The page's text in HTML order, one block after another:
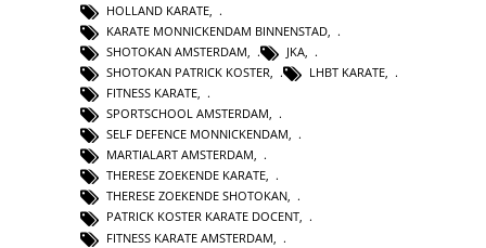
HOLLAND KARATE
KARATE MONNICKENDAM BINNENSTAD
SHOTOKAN AMSTERDAM
JKA
SHOTOKAN PATRICK KOSTER, LHBT KARATE,
FITNESS KARATE,
SPORTSCHOOL AMSTERDAM,
SELF DEFENCE MONNICKENDAM,
MARTIALART AMSTERDAM,
THERESE ZOEKENDE KARATE,
THERESE ZOEKENDE SHOTOKAN,
PATRICK KOSTER KARATE DOCENT,
FITNESS KARATE AMSTERDAM